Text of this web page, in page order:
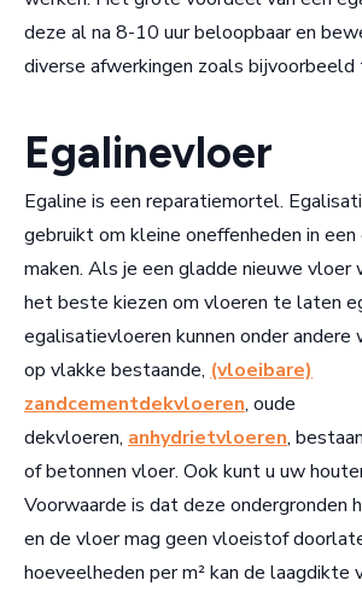
deze al na 8-10 uur beloopbaar en
diverse afwerkingen zoals
Egalinevloer
Egaline is een reparatiemortel.
gebruikt om kleine oneffenheden in
maken. Als je een gladde nieuwe vloer
het beste kiezen om vloeren te laten
egalisatievloeren kunnen onder
op vlakke bestaande, (vloeibare)
zandcementdekvloeren, oude
dekvloeren, anhydrietvloeren,
of betonnen vloer. Ook kunt u uw
Voorwaarde is dat deze ondergronden
en de vloer mag geen vloeistof
hoeveelheden per m² kan de laagdikte